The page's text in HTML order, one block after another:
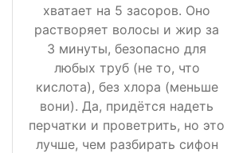
хватает на 5 засоров. Оно
растворяет волосы и жир за
3 минуты, безопасно для
любых труб (не то, что
кислота), без хлора (меньше
вони). Да, придётся надеть
перчатки и проветрить, но это
лучше, чем разбирать сифон